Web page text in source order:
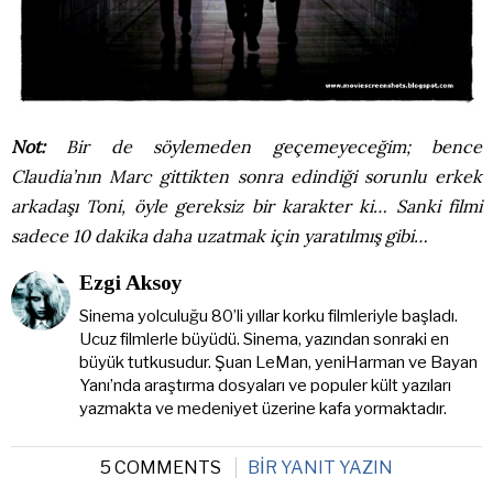
Not:Bir de söylemeden geçemeyeceğim; bence
Claudia’nın Marc gittikten sonra edindiği sorunlu erkek
arkadaşı Toni, öyle gereksiz bir karakter ki… Sanki filmi
sadece 10 dakika daha uzatmak için yaratılmış gibi…
Ezgi Aksoy
Sinema yolculuğu 80’li yıllar korku filmleriyle başladı.
Ucuz filmlerle büyüdü. Sinema, yazından sonraki en
büyük tutkusudur. Şuan LeMan, yeniHarman ve Bayan
Yanı’nda araştırma dosyaları ve populer kült yazıları
yazmakta ve medeniyet üzerine kafa yormaktadır.
5 COMMENTS BIR YANIT YAZIN